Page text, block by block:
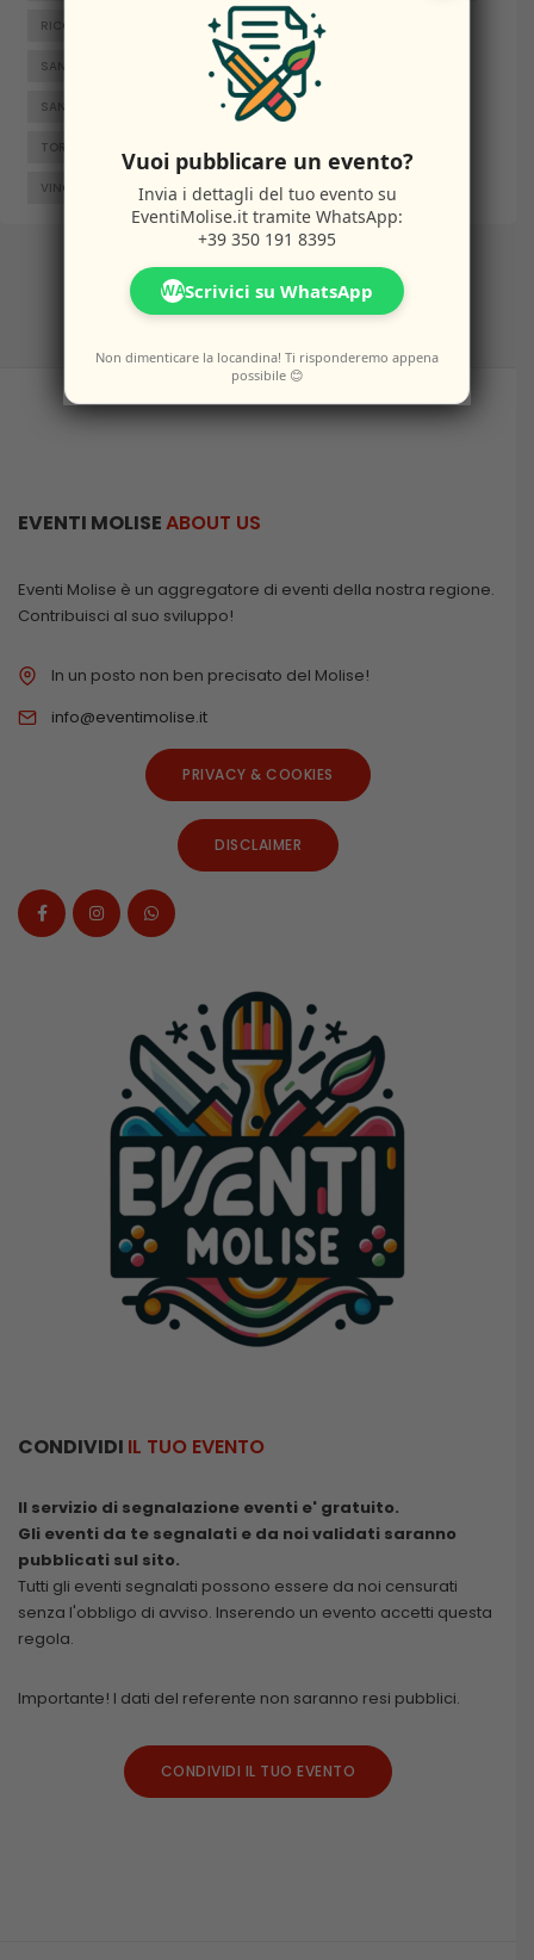
RICCIA ROCCAMANDOLFI
SAN GIACOMO DEGLI SCHIAVONI SAN MASSIMO
SANTA CROCE DI MAGLIANO SEPINO
TORELLA DEL SANNIO
VINCHIATURO
EVENTI MOLISEABOUT US
Eventi Molise è un aggregatore di eventi della nostra regione.
Contribuisci al suo sviluppo!
In un posto non ben precisato del Molise!
info@eventimolise.it
PRIVACY & COOKIES
DISCLAIMER
CONDIVIDI IL TUO EVENTO
Il servizio di segnalazione eventi e' gratuito.
Gli eventi da te segnalati e da noi validati saranno
pubblicati sul sito.
Tutti gli eventi segnalati possono essere da noi censurati
senza l'obbligo di avviso. Inserendo un evento accetti questa
regola.
Importante! I dati del referente non saranno resi pubblici.
CONDIVIDI IL TUO EVENTO
Vuoi pubblicare un evento?
Invia i dettagli del tuo evento su
EventiMolise.it tramite WhatsApp:
+39 350 191 8395
WAScrivici su WhatsApp
Non dimenticare la locandina! Ti risponderemo appena
possibile 😊